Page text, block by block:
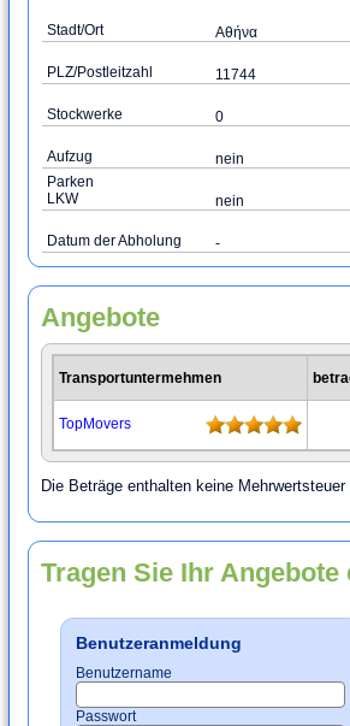
Stadt/Ort Αθήνα
PLZ/Postleitzahl 11744
Stockwerke 0
Aufzug
nein
Parken
LKW
nein
Datum der Abholung -
Angebote
Transportuntermehmen
TopMovers
Die Beträge enthalten keine Mehrwertsteuer
Tragen Sie Ihr Angebote
Benutzeranmeldung
Benutzername
Passwort